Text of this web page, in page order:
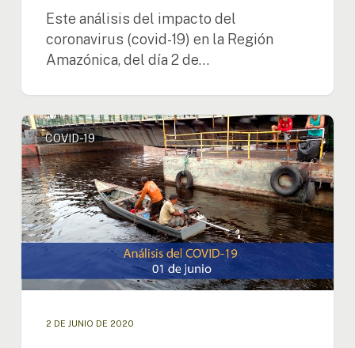
Este análisis del impacto del
coronavirus (covid-19) en la Región
Amazónica, del día 2 de…
Análisis
del
impacto
del
covid-
19
en
la
Amazónica
junio)
COVID-19
2 DE JUNIO DE 2020